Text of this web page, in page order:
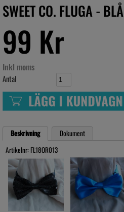
SWEET CO. FLUGA - BLÅ
99 Kr
Inkl moms
Antal
Beskrivning
Dokument
Artikelnr: FL18OR013